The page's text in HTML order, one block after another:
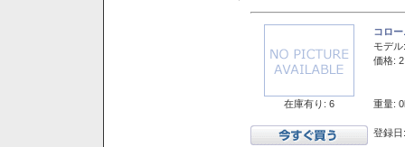
在庫有り: 6
コロ
モデル:
価格:
重量:
登録